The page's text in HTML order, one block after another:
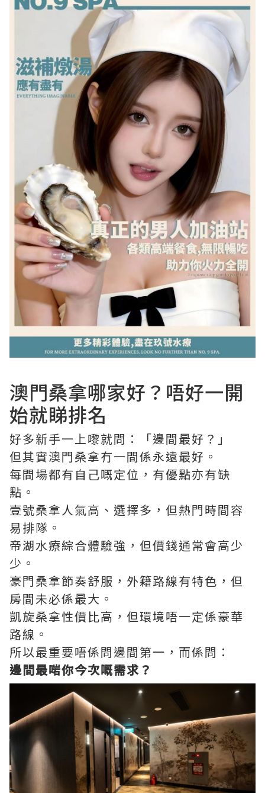
澳門桑拿哪家好？唔好一開
始就睇排名
好多新手一上嚟就問：「邊間最好？」
但其實澳門桑拿冇一間係永遠最好。
每間場都有自己嘅定位，有優點亦有缺
點。
壹號桑拿人氣高、選擇多，但熱門時間容
易排隊。
帝湖水療綜合體驗強，但價錢通常會高少
少。
豪門桑拿節奏舒服，外籍路線有特色，但
房間未必係最大。
凱旋桑拿性價比高，但環境唔一定係豪華
路線。
所以最重要唔係問邊間第一，而係問：
邊間最啱你今次嘅需求？